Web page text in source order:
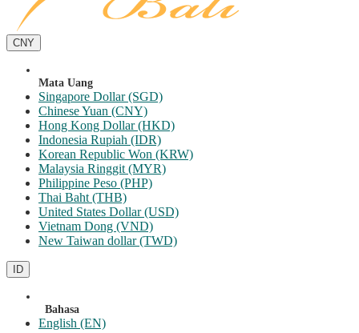
CNY
Mata Uang
Singapore Dollar (SGD)
Chinese Yuan (CNY)
Hong Kong Dollar (HKD)
Indonesia Rupiah (IDR)
Korean Republic Won (KRW)
Malaysia Ringgit (MYR)
Philippine Peso (PHP)
Thai Baht (THB)
United States Dollar (USD)
Vietnam Dong (VND)
New Taiwan dollar (TWD)
ID
Bahasa
English (EN)